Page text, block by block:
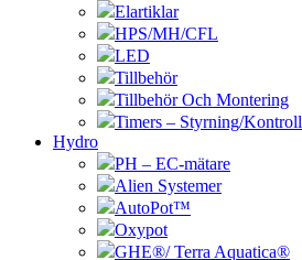
Elartiklar
HPS/MH/CFL
LED
Tillbehör
Tillbehör Och Montering
Timers – Styrning/Kontroll
Hydro
PH – EC-mätare
Alien Systemer
AutoPot™
Oxypot
GHE®/ Terra Aquatica®